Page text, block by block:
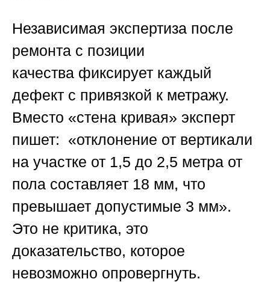
Независимая экспертиза после
ремонта с позиции
качества фиксирует каждый
дефект с привязкой к метражу.
Вместо «стена кривая» эксперт
пишет: «отклонение от вертикали
на участке от 1,5 до 2,5 метра от
пола составляет 18 мм, что
превышает допустимые 3 мм».
Это не критика, это
доказательство, которое
невозможно опровергнуть.